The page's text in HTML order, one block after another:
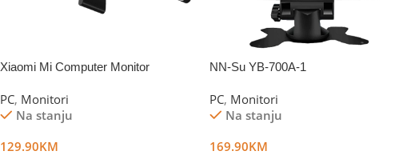
Xiaomi Mi Computer Monitor
PC, Monitori
Na stanju
129.90KM
NN-Su YB-700A-1
PC, Monitori
Na stanju
169.90KM